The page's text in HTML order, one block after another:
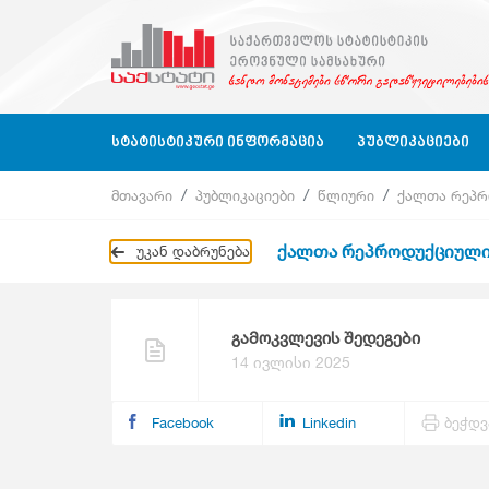
ᲡᲢᲐᲢᲘᲡᲢᲘᲙᲣᲠᲘ ᲘᲜᲤᲝᲠᲛᲐᲪᲘᲐ
Ბიზნეს Სექტორი
Ბიზნეს Რეგისტრი
Გარემოს Სტატისტიკა
ᲞᲣᲑᲚᲘᲙᲐᲪᲘᲔᲑᲘ
Კვარტალური
Წლიური
Ბიზნეს Სტატისტიკა
Გარემოს Სტატისტიკა
Კითხვარები
Ბიზნეს Სექტორი
Განათლება, Მეცნიერება, Კულტურა
Დასაქმება, Ხელფასები
მთავარი პუბლიკაციები წლიური ქალთა
უკან დაბრუნება ქალთა
გამოკვლევის შედეგები
14 ივლისი 2025
Facebook Linkedin